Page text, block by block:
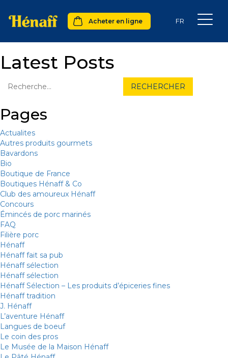
Acheter en ligne
Latest Posts
Pages
Actualites
Autres produits gourmets
Bavardons
Bio
Boutique de France
Boutiques Hénaff & Co
Club des amoureux Hénaff
Concours
Émincés de porc marinés
FAQ
Filière porc
Hénaff
Hénaff fait sa pub
Hénaff sélection
Hénaff sélection
Hénaff Sélection – Les produits d’épiceries fines
Hénaff tradition
J. Hénaff
L’aventure Hénaff
Langues de boeuf
Le coin des pros
Le Musée de la Maison Hénaff